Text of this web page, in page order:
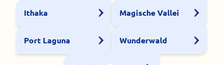
Ithaka Magische Vallei
Port Laguna Wunderwald